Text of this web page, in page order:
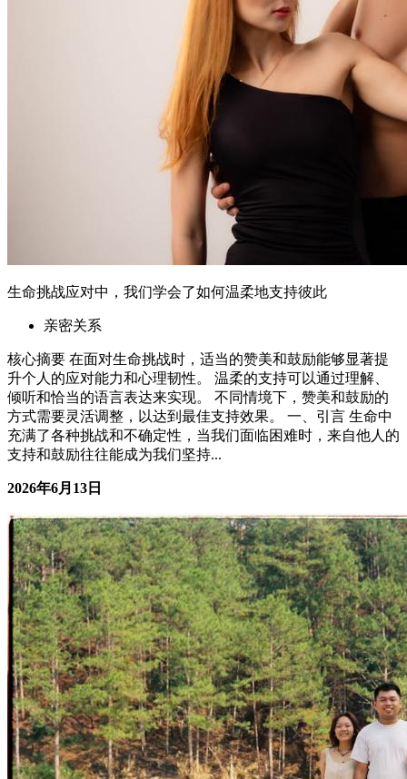
生命挑战应对中，我们学会了如何温柔地支持彼此
亲密关系
核心摘要 在面对生命挑战时，适当的赞美和鼓励能够显著提
升个人的应对能力和心理韧性。 温柔的支持可以通过理解、
倾听和恰当的语言表达来实现。 不同情境下，赞美和鼓励的
方式需要灵活调整，以达到最佳支持效果。 一、引言 生命中
充满了各种挑战和不确定性，当我们面临困难时，来自他人的
支持和鼓励往往能成为我们坚持...
2026年6月13日